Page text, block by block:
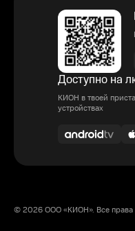
Доступно на
КИОН в твоей
устройствах
© 2026 ООО «КИОН». Все